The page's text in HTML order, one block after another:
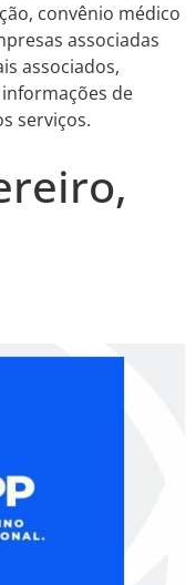
convênio médico
associadas
associados,
de
serviços.